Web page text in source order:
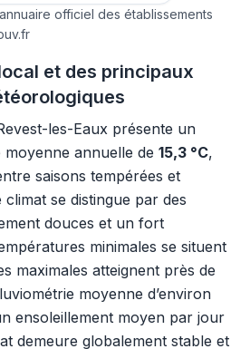
officiel des établissements
et des principaux
les-Eaux présente un
annuelle de 15,3 °C,
saisons tempérées et
se distingue par des
douces et un fort
minimales se situent
maximales atteignent près de
moyenne d’environ
ensoleillement moyen par jour
demeure globalement stable et